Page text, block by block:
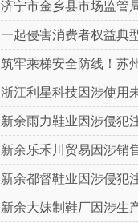
济宁市金乡县市场监管局查处龙翔电料
一起侵害消费者权益典型
筑牢乘梯安全防线！苏州公布电
浙江利星科技因涉使用未经定期
新余雨力鞋业因涉侵犯注
新余乐禾川贸易因涉销售含有西
新余都督鞋业因涉侵犯注
新余大妹制鞋厂因涉生产侵犯注册